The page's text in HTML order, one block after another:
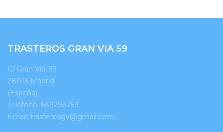
TRASTEROS GRAN VIA 59
C/ Gran Vía, 59
28013 Madrid
(España)
Teléfono: 649293759
Email: trasterosgv@gmail.com